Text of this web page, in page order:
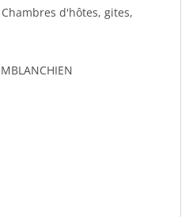
d'hôtes, gites,